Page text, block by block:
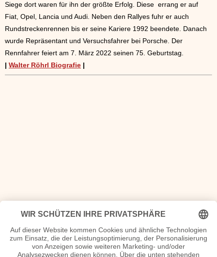
Siege dort waren für ihn der größte Erfolg. Diese errang er auf
Fiat, Opel, Lancia und Audi. Neben den Rallyes fuhr er auch
Rundstreckenrennen bis er seine Kariere 1992 beendete. Danach
wurde Repräsentant und Versuchsfahrer bei Porsche. Der
Rennfahrer feiert am 7. März 2022 seinen 75. Geburtstag.
| Walter Röhrl Biografie |